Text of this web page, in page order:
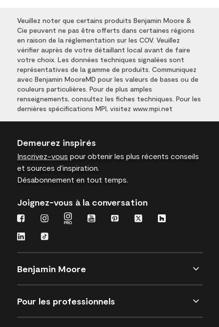
Veuillez noter que certains produits Benjamin Moore &
Cie peuvent ne pas être offerts dans certaines régions
en raison de la réglementation sur les COV. Veuillez
vérifier auprès de votre détaillant local avant de faire
votre choix. Les données techniques signalées sont
représentatives de la gamme de produits. Communiquez
avec Benjamin MooreMD pour les valeurs de bases ou de
couleurs particulières. Pour de plus amples
renseignements, consultez les fiches techniques. Pour les
dernières spécifications MPI, visitez www.mpi.net
Demeurez inspirés
Inscrivez-vous pour obtenir les plus récents conseils
et sources d’inspiration.
Désabonnement en tout temps.
Joignez-vous à la conversation
Benjamin Moore
Pour les professionnels